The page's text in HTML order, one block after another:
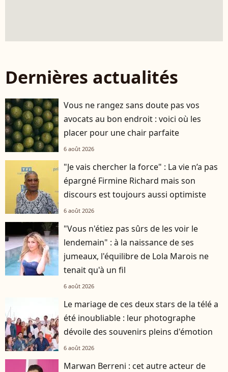
Dernières actualités
Vous ne rangez sans doute pas vos
avocats au bon endroit : voici où les
placer pour une chair parfaite
6 août 2026
"Je vais chercher la force" : La vie n’a pas
épargné Firmine Richard mais son
discours est toujours aussi optimiste
6 août 2026
"Vous n'étiez pas sûrs de les voir le
lendemain" : à la naissance de ses
jumeaux, l'équilibre de Lola Marois ne
tenait qu'à un fil
6 août 2026
Le mariage de ces deux stars de la télé a
été inoubliable : leur photographe
dévoile des souvenirs pleins d'émotion
6 août 2026
Marwan Berreni : cet autre acteur de